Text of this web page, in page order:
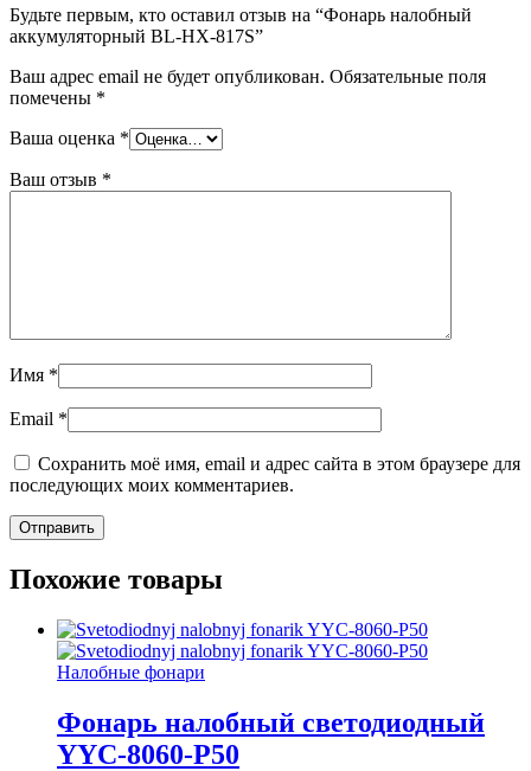
Будьте первым, кто оставил отзыв на “Фонарь налобный
аккумуляторный BL-HX-817S”
Ваш адрес email не будет опубликован. Обязательные поля
помечены *
Ваша оценка *
Ваш отзыв *
Имя *
Email *
Сохранить моё имя, email и адрес сайта в этом браузере для
последующих моих комментариев.
Похожие товары
Налобные фонари
Фонарь налобный светодиодный
YYC-8060-P50